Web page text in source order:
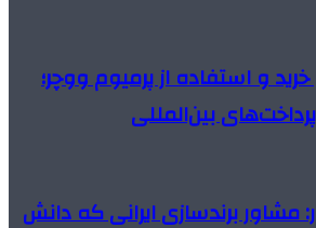
و استفاده از پرمیوم ووچر؛
بین‌المللی
مشاور برندسازی ایرانی که دانش